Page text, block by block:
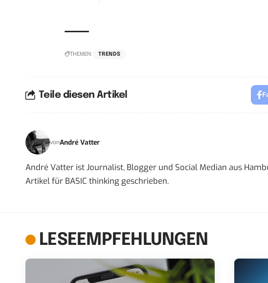
THEMEN: TRENDS
Teile diesen Artikel
vonAndré Vatter
André Vatter ist Journalist, Blogger und Social Median aus
Artikel für BASIC thinking geschrieben.
LESEEMPFEHLUNGEN